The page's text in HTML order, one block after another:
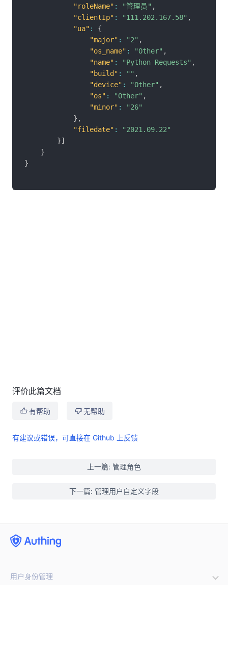
"roleName" : "管理员" ,
"clientIp" : "111.202.167.58" ,
"ua" :
{
"major" : "2" ,
"os_name" : "Other" ,
"name" : "Python Requests" ,
"build" : "" ,
"device" : "Other" ,
"os" : "Other" ,
"minor" :
"26"
} ,
"filedate" :
"2021.09.22"
}]
}
}
评价此篇文档
有帮助 无帮助
有建议或错误，可直接在 Github 上反馈
上一篇: 管理角色
下一篇: 管理用户自定义字段
用户身份管理